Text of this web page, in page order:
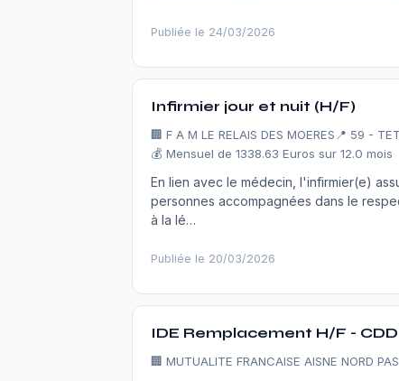
Publiée le 24/03/2026
Infirmier jour et nuit (H/F)
🏢 F A M LE RELAIS DES MOERES 📍 59 -
💰 Mensuel de 1338.63 Euros sur 12.0 mois
En lien avec le médecin, l'infirmier(e)
personnes accompagnées dans le
à la lé…
Publiée le 20/03/2026
IDE Remplacement H/F -
🏢 MUTUALITE FRANCAISE AISNE NORD